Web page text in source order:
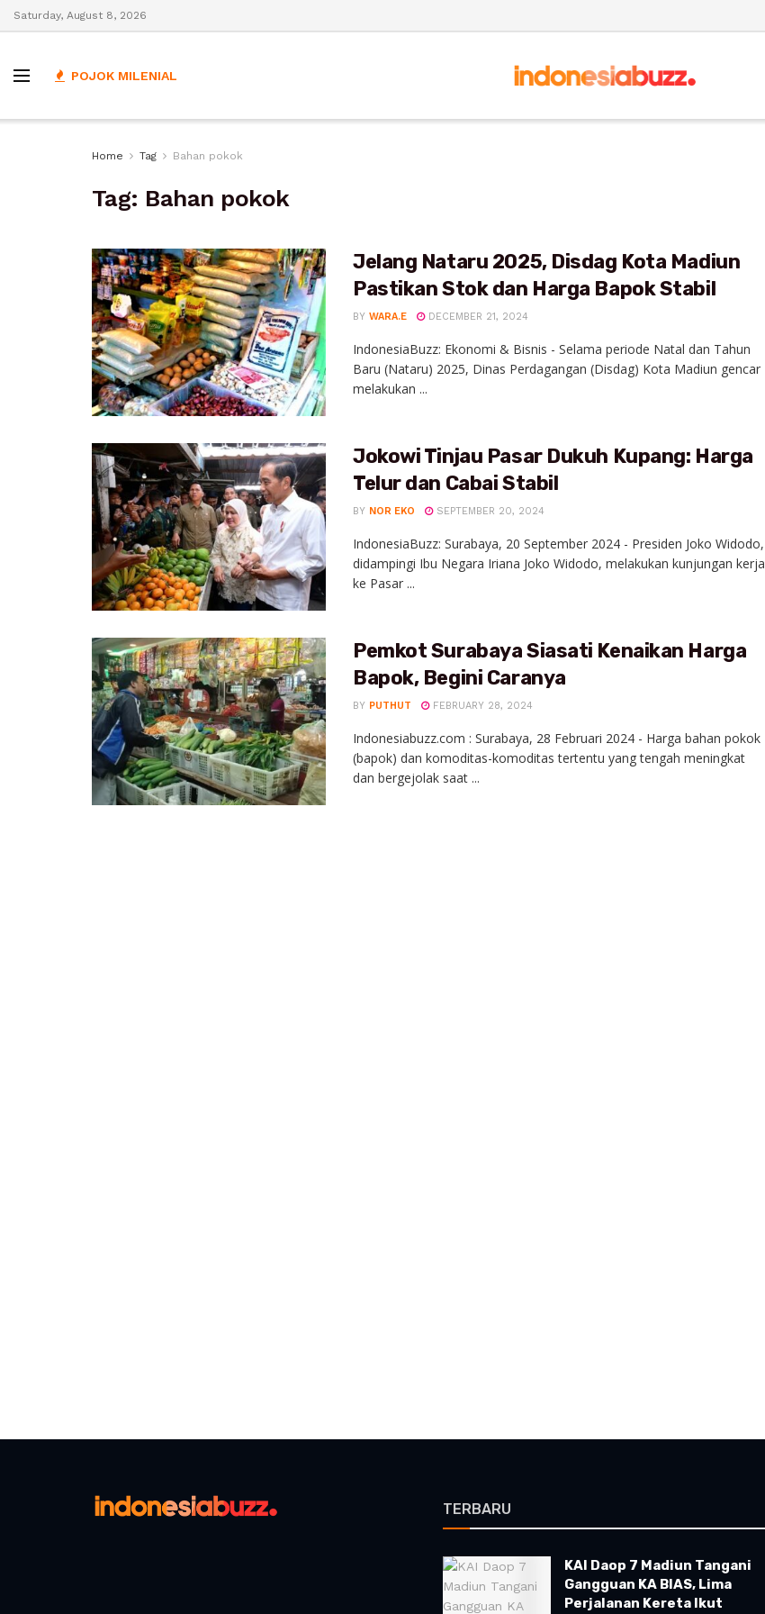
Saturday, August 8, 2026
POJOK MILENIAL
Home Tag Bahan pokok
Tag: Bahan pokok
Jelang Nataru 2025, Disdag Kota Madiun
Pastikan Stok dan Harga Bapok Stabil
BY WARA.E DECEMBER 21, 2024
IndonesiaBuzz: Ekonomi & Bisnis - Selama periode Natal dan Tahun
Baru (Nataru) 2025, Dinas Perdagangan (Disdag) Kota Madiun gencar
melakukan ...
Jokowi Tinjau Pasar Dukuh Kupang: Harga
Telur dan Cabai Stabil
BY NOR EKO SEPTEMBER 20, 2024
IndonesiaBuzz: Surabaya, 20 September 2024 - Presiden Joko Widodo,
didampingi Ibu Negara Iriana Joko Widodo, melakukan kunjungan kerja
ke Pasar ...
Pemkot Surabaya Siasati Kenaikan Harga
Bapok, Begini Caranya
BY PUTHUT FEBRUARY 28, 2024
Indonesiabuzz.com : Surabaya, 28 Februari 2024 - Harga bahan pokok
(bapok) dan komoditas-komoditas tertentu yang tengah meningkat
dan bergejolak saat ...
TERBARU
KAI Daop 7 Madiun Tangani
Gangguan KA BIAS, Lima
Perjalanan Kereta Ikut